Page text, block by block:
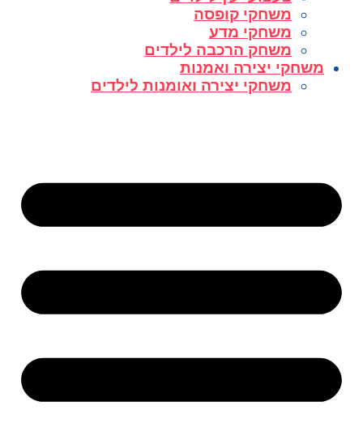
משחקי קופסה
משחקי מדע
משחק הרכבה לילדים
משחקי יצירה ואמנות
משחקי יצירה ואומנות לילדים